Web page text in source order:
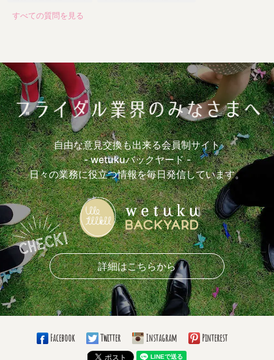
すべての質問を見る
よく身につけているスカーフの色(10) 打ち合わせ必須アイテム(24)
参考にしているウエディングサイト(11)
参考にしているウエディング本(13) おすすめロケ場所(17)
おすすめ前撮アイテム(7) おすすめ披露宴入場曲(4)
おすすめ乾杯曲(3) おすすめケーキカットBGM(1)
おすすめ手紙シーンBGM(5) おすすめ退場曲(1)
おすすめ挙式演出(8) おすすめ披露宴演出(7)
おもしろかった余興は？(5) おすすめ引き出物(7)
おすすめ引き菓子(10) おすすめプチギフト(5) おすすめ花材(7)
好きなブーケの形(13) 好きなドレスライン(10)
着たいカラードレスの色(5) 好きなドレスブランド(4)
好きなナプキンの折り方(5) 愛用しているボールペン(8)
使っている手帳の柄は？(9) 必勝グッズ(4)
通勤時間(5) 大きい目標(10) 小さい目標(8)
自由な意見交換も出来る会員制サイト
- wetukuバックヤード -
日々の業務に役立つ情報を毎日発信しています。
詳細はこちらから
Facebook Twitter Instagram Pinterest